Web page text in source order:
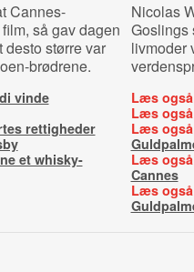
Cannes-
så gav dagen
større var
brødrene.
vinde
rettigheder
et whisky-
Nicolas
Goslings
livmoder
Læs
Læs
Læs
Læs
Cannes
Læs